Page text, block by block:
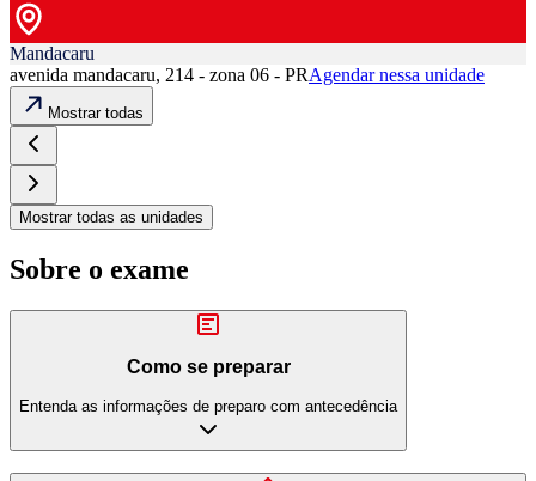
Mandacaru
avenida mandacaru, 214 - zona 06 - PRAgendar nessa unidade
Mostrar todas
Mostrar todas as unidades
Sobre o exame
Como se preparar
Entenda as informações de preparo com antecedência